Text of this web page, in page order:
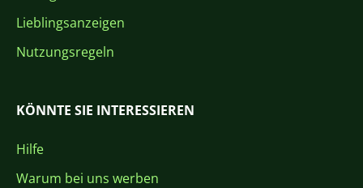
Lieblingsanzeigen
Nutzungsregeln
KÖNNTE SIE INTERESSIEREN
Hilfe
Warum bei uns werben